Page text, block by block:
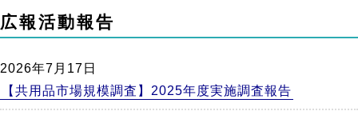
広報活動報告
2026年7月17日
【共用品市場規模調査】2025年度実施調査報告